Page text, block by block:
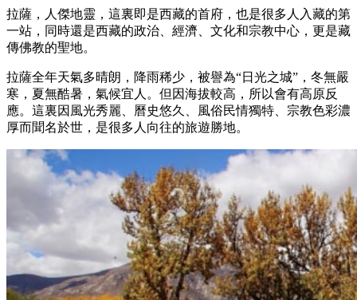
拉薩，人傑地靈，這裏即是西藏的首府，也是很多人入藏的第
一站，同時還是西藏的政治、經濟、文化和宗教中心，更是藏
傳佛教的聖地。
拉薩全年天氣多晴朗，降雨稀少，被譽為“日光之城”，冬無嚴
寒，夏無酷暑，氣候宜人。但因海拔較高，所以會有高原反
應。這裏因風光秀麗、曆史悠久、風俗民情獨特、宗教色彩濃
厚而聞名於世，是很多人向往的旅遊勝地。